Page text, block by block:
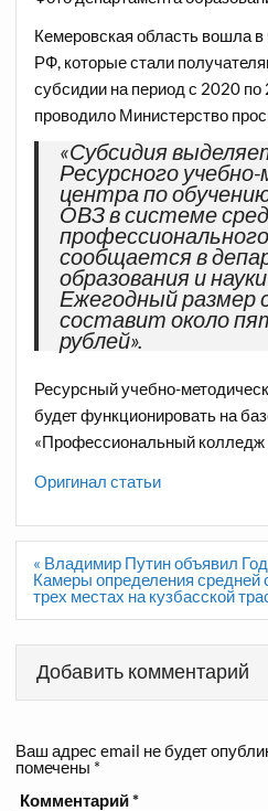
Кемеровская область вошла
РФ, которые стали
субсидии на период с 2020
проводило Министерство
«Субсидия
Ресурсного
центра по
ОВЗ в системе
сообщается в
образования и
Ежегодный размер
составит около
рублей».
Ресурсный учебно-
будет функционировать на
«Профессиональный колледж
Оригинал статьи
Навигация
по
записям
« Владимир Путин объявил
Камеры определения средней
трех местах на кузбасской
Добавить комментарий
Ваш адрес email не будет
помечены *
Комментарий*